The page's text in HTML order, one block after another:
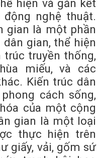
hiện và gắn kết
nghệ thuật.
gian là một phần
gian, thể hiện
truyền thống,
miếu, và các
Kiến trúc dân
cách sống,
của một cộng
gian là một loại
thực hiện trên
giấy, vải, gốm sứ